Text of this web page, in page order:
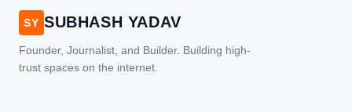
SY SUBHASH YADAV
Founder, Journalist, and Builder. Building high-
trust spaces on the internet.